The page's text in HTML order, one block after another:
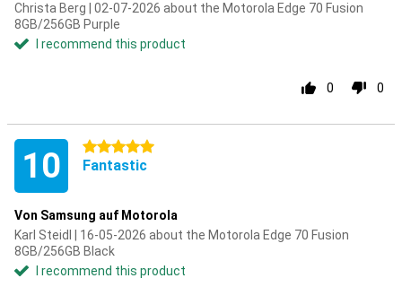
Christa Berg | 02-07-2026 about the Motorola Edge 70 Fusion
8GB/256GB Purple
I recommend this product
0 0
10 5 stars
Fantastic
Von Samsung auf Motorola
Karl Steidl | 16-05-2026 about the Motorola Edge 70 Fusion
8GB/256GB Black
I recommend this product